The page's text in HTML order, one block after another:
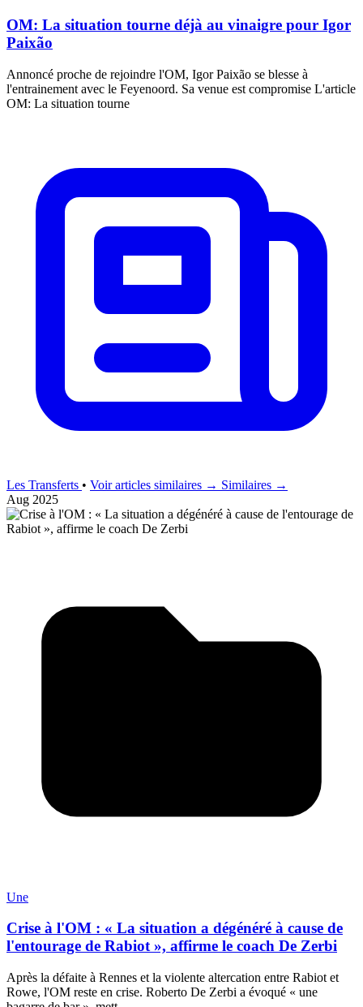
OM: La situation tourne déjà au vinaigre pour Igor
Paixão
Annoncé proche de rejoindre l'OM, Igor Paixão se blesse à
l'entrainement avec le Feyenoord. Sa venue est compromise L'article
OM: La situation tourne
Les Transferts • Voir articles similaires → Similaires →
Aug 2025
Une
Crise à l'OM : « La situation a dégénéré à cause de
l'entourage de Rabiot », affirme le coach De Zerbi
Après la défaite à Rennes et la violente altercation entre Rabiot et
Rowe, l'OM reste en crise. Roberto De Zerbi a évoqué « une